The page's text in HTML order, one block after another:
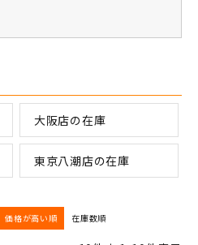
大阪店の在庫
東京八潮店の在庫
価格が高い順 在庫数順